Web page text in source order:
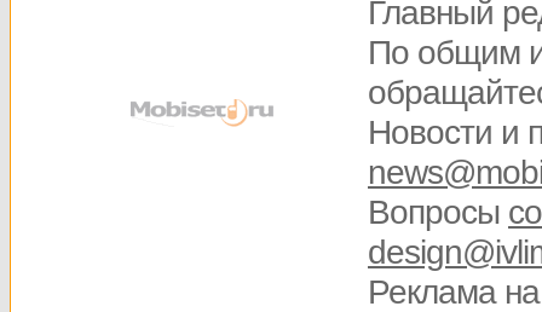
Главный
По общим
Новости и
Вопросы
Реклама